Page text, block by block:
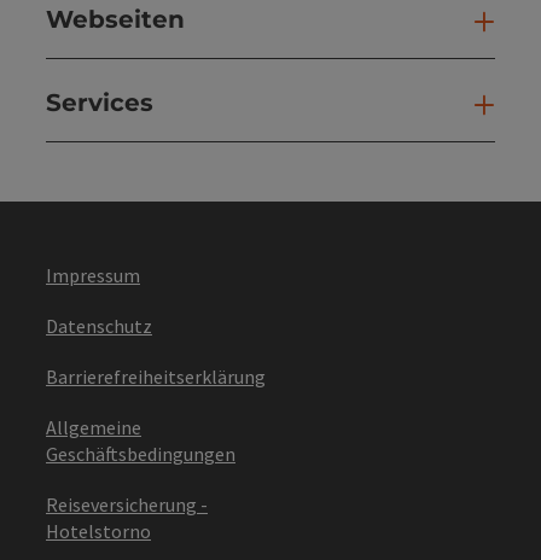
Webseiten
Services
Impressum
Datenschutz
Barrierefreiheitserklärung
Allgemeine
Geschäftsbedingungen
Reiseversicherung -
Hotelstorno